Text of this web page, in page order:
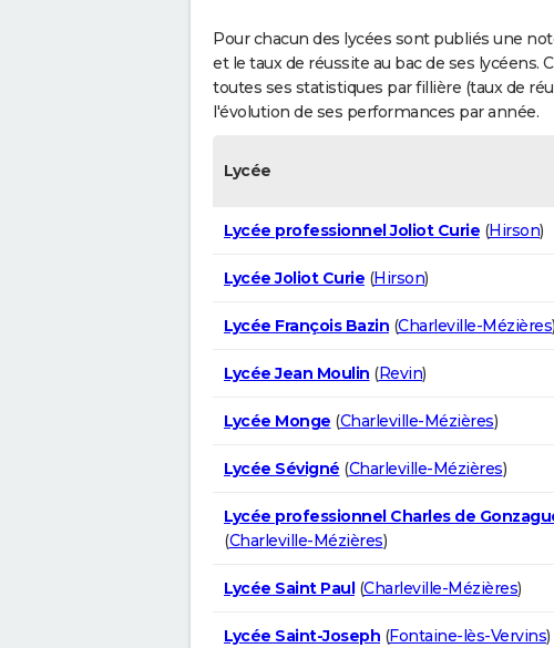
Pour chacun des lycées sont publiés une
et le taux de réussite au bac de ses lycéens.
toutes ses statistiques par fillière (taux de
l'évolution de ses performances par année.
Lycée
Lycée professionnel Joliot Curie (Hirson)
Lycée Joliot Curie (Hirson)
Lycée François Bazin (Charleville-Mézières)
Lycée Jean Moulin (Revin)
Lycée Monge (Charleville-Mézières)
Lycée Sévigné (Charleville-Mézières)
Lycée professionnel Charles de
(Charleville-Mézières)
Lycée Saint Paul(Charleville-Mézières)
Lycée Saint-Joseph (Fontaine-lès-Vervins)